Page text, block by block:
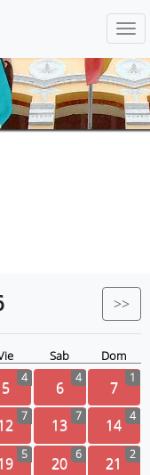
>>
Sab Dom
5 4 6 4 7 1
7 13 7 14 4
5 20 6 21 2